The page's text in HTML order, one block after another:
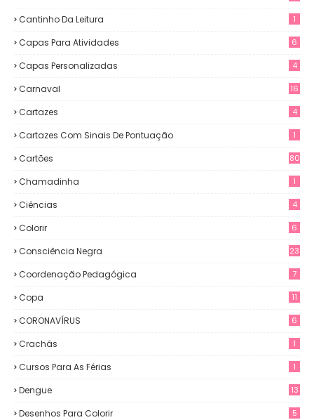
Cantinho Da Leitura 1
Capas Para Atividades 6
Capas Personalizadas 4
Carnaval 16
Cartazes 4
Cartazes Com Sinais De Pontuação 1
Cartões 80
Chamadinha 1
Ciências 4
Colorir 6
Consciência Negra 23
Coordenação Pedagógica 7
Copa 11
CORONAVÍRUS 6
Crachás 1
Cursos Para As Férias 1
Dengue 13
Desenhos Para Colorir 5